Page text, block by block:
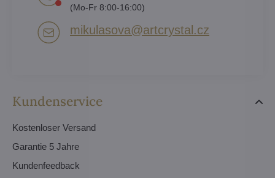
Kundenservice
Kostenloser Versand
Garantie 5 Jahre
Kundenfeedback
(Mo-Fr 8:00-16:00)
mikulasova​@artcrystal​.cz